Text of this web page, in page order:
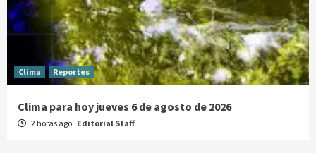
Clima Reportes
Clima para hoy jueves 6 de agosto de 2026
2 horas ago Editorial Staff